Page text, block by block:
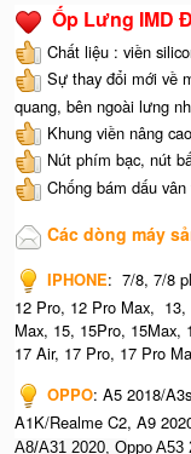
Ốp Lưng IMD
Chất liệu : viền
Sự thay đổi mới về
quang, bên ngoài lưng
Khung viền nâng
Nút phím bạc, nút
Chống bám dấu
Các dòng máy
IPHONE: 7/8, 7/8
12 Pro, 12 Pro Max,
Max, 15, 15Pro, 15Max,
17 Air, 17 Pro, 17 Pro
OPPO: A5 2018/
A1K/Realme C2, A9
A8/A31 2020, Oppo A53